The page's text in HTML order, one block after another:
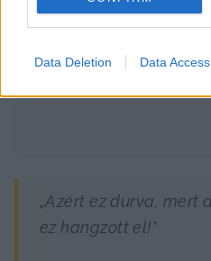
Data Deletion Data Access
„Azért ez durva, mert
ez hangzott el!”